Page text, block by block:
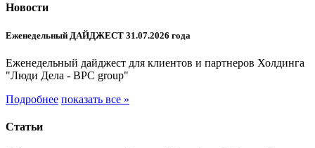
Новости
Еженедельный ДАЙДЖЕСТ 31.07.2026 года
Еженедельный дайджест для клиентов и партнеров Холдинга
"Люди Дела - BPC group"
Подробнее показать все »
Статьи